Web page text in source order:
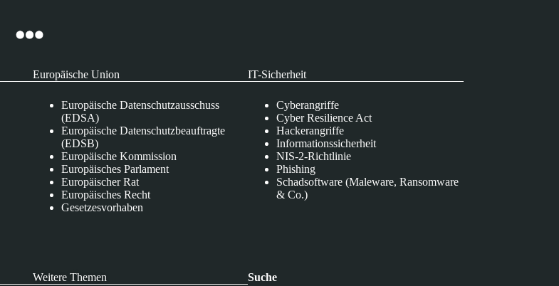
Europäische Union
Europäische Datenschutzausschuss
(EDSA)
Europäische Datenschutzbeauftragte
(EDSB)
Europäische Kommission
Europäisches Parlament
Europäischer Rat
Europäisches Recht
Gesetzesvorhaben
IT-Sicherheit
Cyberangriffe
Cyber Resilience Act
Hackerangriffe
Informationssicherheit
NIS-2-Richtlinie
Phishing
Schadsoftware (Maleware, Ransomware
& Co.)
Weitere Themen Suche